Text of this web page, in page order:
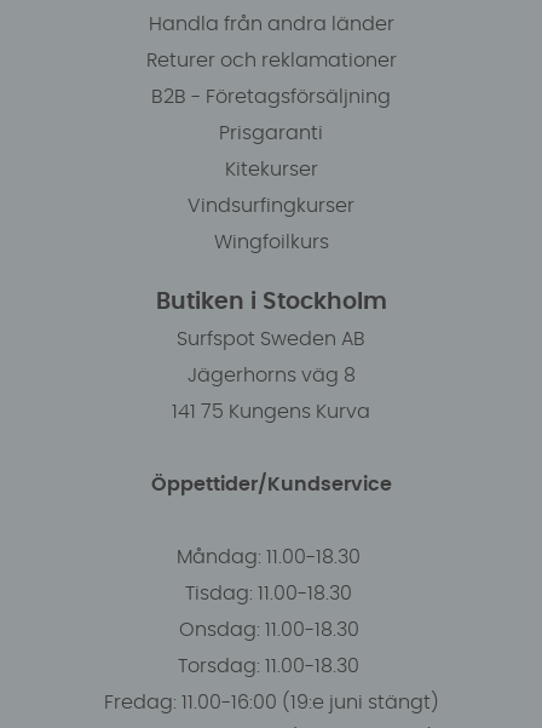
Handla från andra länder
Returer och reklamationer
B2B - Företagsförsäljning
Prisgaranti
Kitekurser
Vindsurfingkurser
Wingfoilkurs
Butiken i Stockholm
Surfspot Sweden AB
Jägerhorns väg 8
141 75 Kungens Kurva
Öppettider/Kundservice
Måndag: 11.00-18.30
Tisdag: 11.00-18.30
Onsdag: 11.00-18.30
Torsdag: 11.00-18.30
Fredag: 11.00-16:00 (19:e juni stängt)